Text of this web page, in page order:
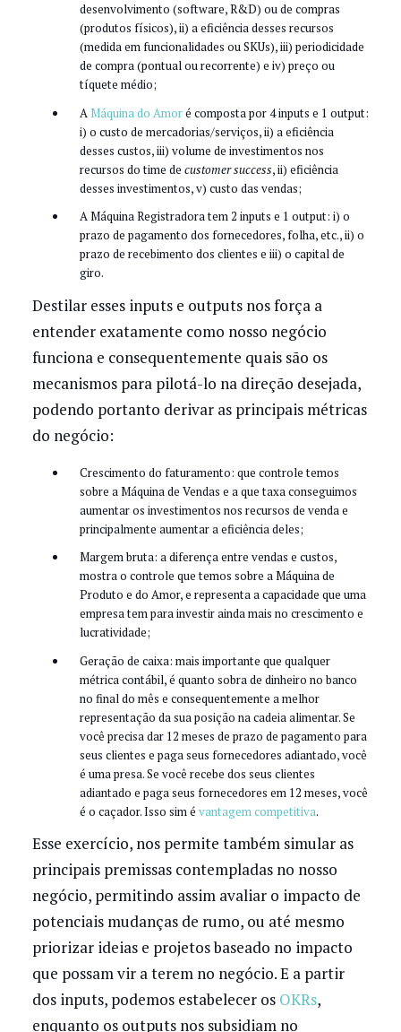
desenvolvimento (software, R&D) ou de compras
(produtos físicos), ii) a eficiência desses recursos
(medida em funcionalidades ou SKUs), iii) periodicidade
de compra (pontual ou recorrente) e iv) preço ou
tíquete médio;
A Máquina do Amoré composta por 4 inputs e 1 output:
i) o custo de mercadorias/serviços, ii) a eficiência
desses custos, iii) volume de investimentos nos
recursos do time de customer success, ii) eficiência
desses investimentos, v) custo das vendas;
A Máquina Registradora tem 2 inputs e 1 output: i) o
prazo de pagamento dos fornecedores, folha, etc., ii) o
prazo de recebimento dos clientes e iii) o capital de
giro.
Destilar esses inputs e outputs nos força a
entender exatamente como nosso negócio
funciona e consequentemente quais são os
mecanismos para pilotá-lo na direção desejada,
podendo portanto derivar as principais métricas
do negócio:
Crescimento do faturamento: que controle temos
sobre a Máquina de Vendas e a que taxa conseguimos
aumentar os investimentos nos recursos de venda e
principalmente aumentar a eficiência deles;
Margem bruta: a diferença entre vendas e custos,
mostra o controle que temos sobre a Máquina de
Produto e do Amor, e representa a capacidade que uma
empresa tem para investir ainda mais no crescimento e
lucratividade;
Geração de caixa: mais importante que qualquer
métrica contábil, é quanto sobra de dinheiro no banco
no final do mês e consequentemente a melhor
representação da sua posição na cadeia alimentar. Se
você precisa dar 12 meses de prazo de pagamento para
seus clientes e paga seus fornecedores adiantado, você
é uma presa. Se você recebe dos seus clientes
adiantado e paga seus fornecedores em 12 meses, você
é o caçador. Isso sim é vantagem competitiva.
Esse exercício, nos permite também simular as
principais premissas contempladas no nosso
negócio, permitindo assim avaliar o impacto de
potenciais mudanças de rumo, ou até mesmo
priorizar ideias e projetos baseado no impacto
que possam vir a terem no negócio. E a partir
dos inputs, podemos estabelecer os OKRs,
enquanto os outputs nos subsidiam no